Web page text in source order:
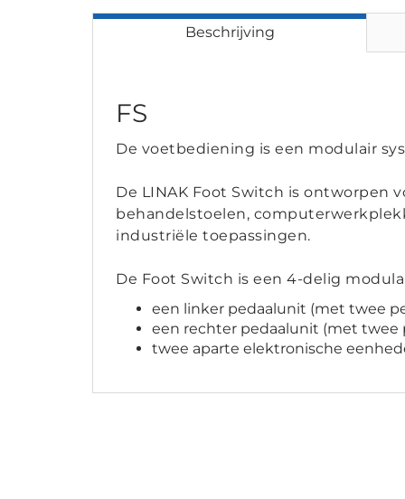
Beschrijving
FS
De voetbediening is een modulair
De LINAK Foot Switch is ontworpen
behandelstoelen,
industriële toepassingen.
De Foot Switch is een 4-delig
een linker pedaalunit (met twee
een rechter pedaalunit (met twee
twee aparte elektronische